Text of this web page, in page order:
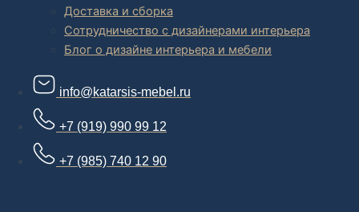
Доставка и сборка
Сотрудничество с дизайнерами интерьера
Блог о дизайне интерьера и мебели
info@katarsis-mebel.ru
+7 (919) 990 99 12
+7 (985) 740 12 90